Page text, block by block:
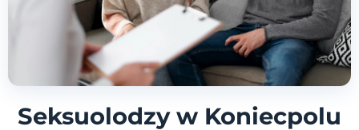
Seksuolodzy w Koniecpolu